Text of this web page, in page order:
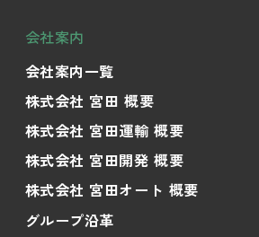
会社案内
会社案内一覧
株式会社 宮田 概要
株式会社 宮田運輸 概要
株式会社 宮田開発 概要
株式会社 宮田オート 概要
グループ沿革